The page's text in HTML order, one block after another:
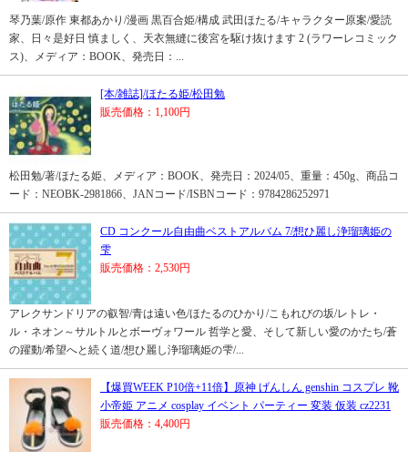
琴乃葉/原作 東都あかり/漫画 黒百合姫/構成 武田ほたる/キャラクター原案/愛読
家、日々是好日 慎ましく、天衣無縫に後宮を駆け抜けます 2 (ラワーレコミック
ス)、メディア：BOOK、発売日：...
[本/雑誌]/ほたる姫/松田勉
販売価格：1,100円
松田勉/著/ほたる姫、メディア：BOOK、発売日：2024/05、重量：450g、商品コ
ード：NEOBK-2981866、JANコード/ISBNコード：9784286252971
CD コンクール自由曲ベストアルバム 7/想ひ麗し浄瑠璃姫の
雫
販売価格：2,530円
アレクサンドリアの叡智/青は遠い色/ほたるのひかり/こもれびの坂/レトレ・
ル・ネオン～サルトルとボーヴォワール 哲学と愛、そして新しい愛のかたち/蒼
の躍動/希望へと続く道/想ひ麗し浄瑠璃姫の雫/...
【爆買WEEK P10倍+11倍】原神 げんしん genshin コスプレ 靴
小帝姫 アニメ cosplay イベント パーティー 変装 仮装 cz2231
販売価格：4,400円